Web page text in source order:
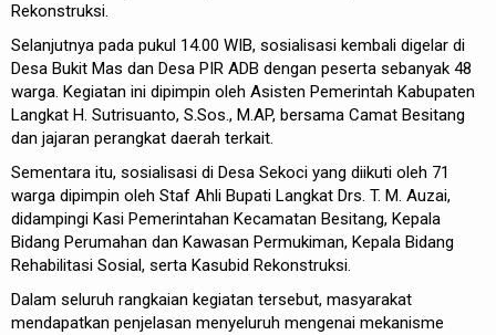
Rekonstruksi.
Selanjutnya pada pukul 14.00 WIB, sosialisasi kembali digelar di
Desa Bukit Mas dan Desa PIR ADB dengan peserta sebanyak 48
warga. Kegiatan ini dipimpin oleh Asisten Pemerintah Kabupaten
Langkat H. Sutrisuanto, S.Sos., M.AP, bersama Camat Besitang
dan jajaran perangkat daerah terkait.
Sementara itu, sosialisasi di Desa Sekoci yang diikuti oleh 71
warga dipimpin oleh Staf Ahli Bupati Langkat Drs. T. M. Auzai,
didampingi Kasi Pemerintahan Kecamatan Besitang, Kepala
Bidang Perumahan dan Kawasan Permukiman, Kepala Bidang
Rehabilitasi Sosial, serta Kasubid Rekonstruksi.
Dalam seluruh rangkaian kegiatan tersebut, masyarakat
mendapatkan penjelasan menyeluruh mengenai mekanisme